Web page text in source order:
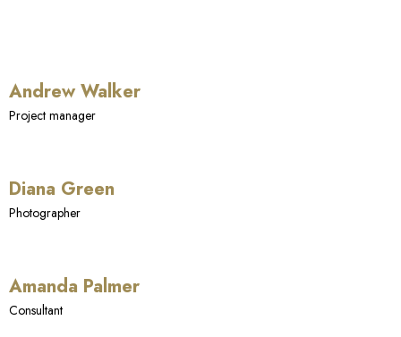
Andrew Walker
Project manager
Diana Green
Photographer
Amanda Palmer
Consultant